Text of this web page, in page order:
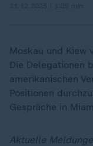
Moskau und Kiew
Die Delegationen
amerikanischen
Positionen
Gespräche in
Aktuelle